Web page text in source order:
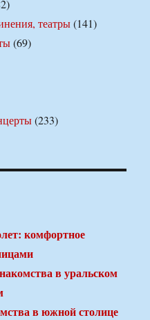
театры(141)
(69)
(233)
комфортное
в уральском
в южной столице